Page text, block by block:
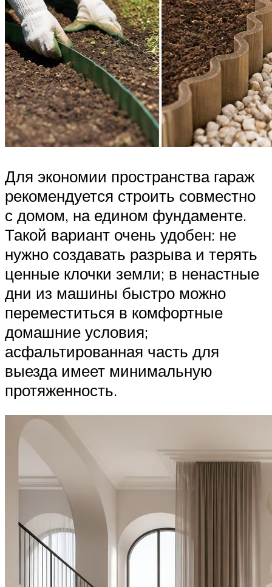
Для экономии пространства гараж
рекомендуется строить совместно
с домом, на едином фундаменте.
Такой вариант очень удобен: не
нужно создавать разрыва и терять
ценные клочки земли; в ненастные
дни из машины быстро можно
переместиться в комфортные
домашние условия;
асфальтированная часть для
выезда имеет минимальную
протяженность.